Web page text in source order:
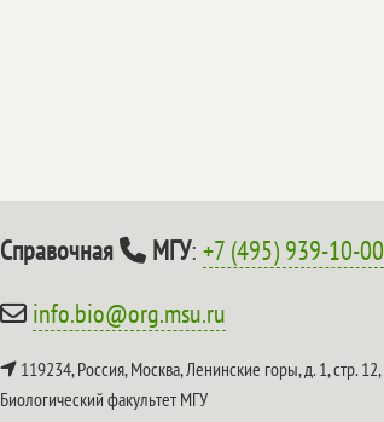
Справочная МГУ:+7 (495) 939-10-00
info.bio@org.msu.ru
119234, Россия, Москва, Ленинские горы, д. 1, стр. 12,
Биологический факультет МГУ